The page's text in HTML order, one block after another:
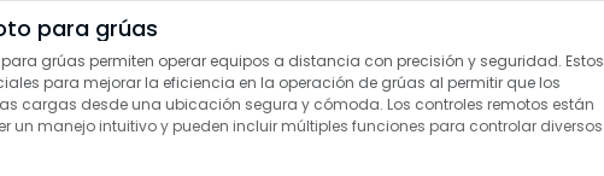
para grúas
grúas permiten operar equipos a distancia con precisión y seguridad. Estos
para mejorar la eficiencia en la operación de grúas al permitir que los
cargas desde una ubicación segura y cómoda. Los controles remotos están
un manejo intuitivo y pueden incluir múltiples funciones para controlar diversos